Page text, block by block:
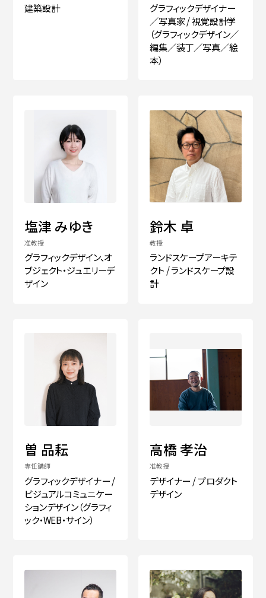
建築設計
グラフィックデザイナー
／写真家 / 視覚設計学
（グラフィックデザイン／
編集／装丁／写真／絵
本）
塩津 みゆき
准教授
グラフィックデザイン、オ
ブジェクト・ジュエリーデ
ザイン
鈴木 卓
教授
ランドスケープアーキテ
クト / ランドスケープ設
計
曽 品耘
専任講師
グラフィックデザイナー /
ビジュアルコミュニケー
ションデザイン（グラフィ
ック・WEB・サイン）
高橋 孝治
准教授
デザイナー / プロダクト
デザイン